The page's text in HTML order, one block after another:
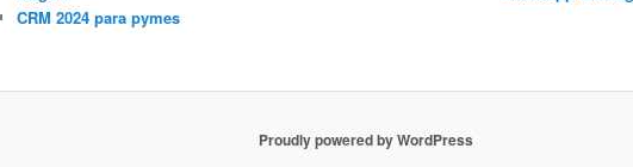
CRM 2024 para pymes
Proudly powered by WordPress